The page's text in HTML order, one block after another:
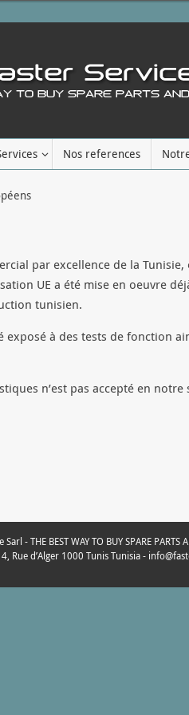
Nos references
par excellence de la
UE a été mise en oeuvre
tunisien.
à des tests de fonction
n’est pas accepté en notre
- THE BEST WAY TO BUY SPARE PARTS
4, Rue d’Alger 1000 Tunis Tunisia -